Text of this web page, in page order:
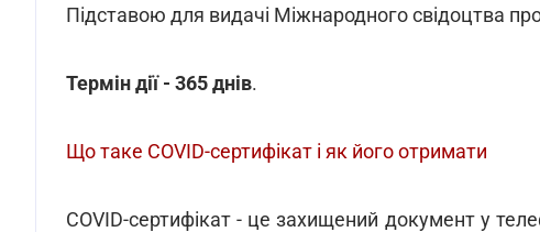
Підставою для видачі Міжнародного свідоцтва
Термін дії - 365 днів.
Що таке COVID-сертифікат і як його отримати
COVID-сертифікат - це захищений документ у